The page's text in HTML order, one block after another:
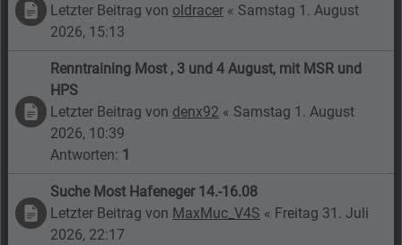
Letzter Beitrag von oldracer « Samstag 1. August
2026, 15:13
Renntraining Most , 3 und 4 August, mit MSR und
HPS
Letzter Beitrag von denx92 « Samstag 1. August
2026, 10:39
Antworten: 1
Suche Most Hafeneger 14.-16.08
Letzter Beitrag von MaxMuc_V4S « Freitag 31. Juli
2026, 22:17